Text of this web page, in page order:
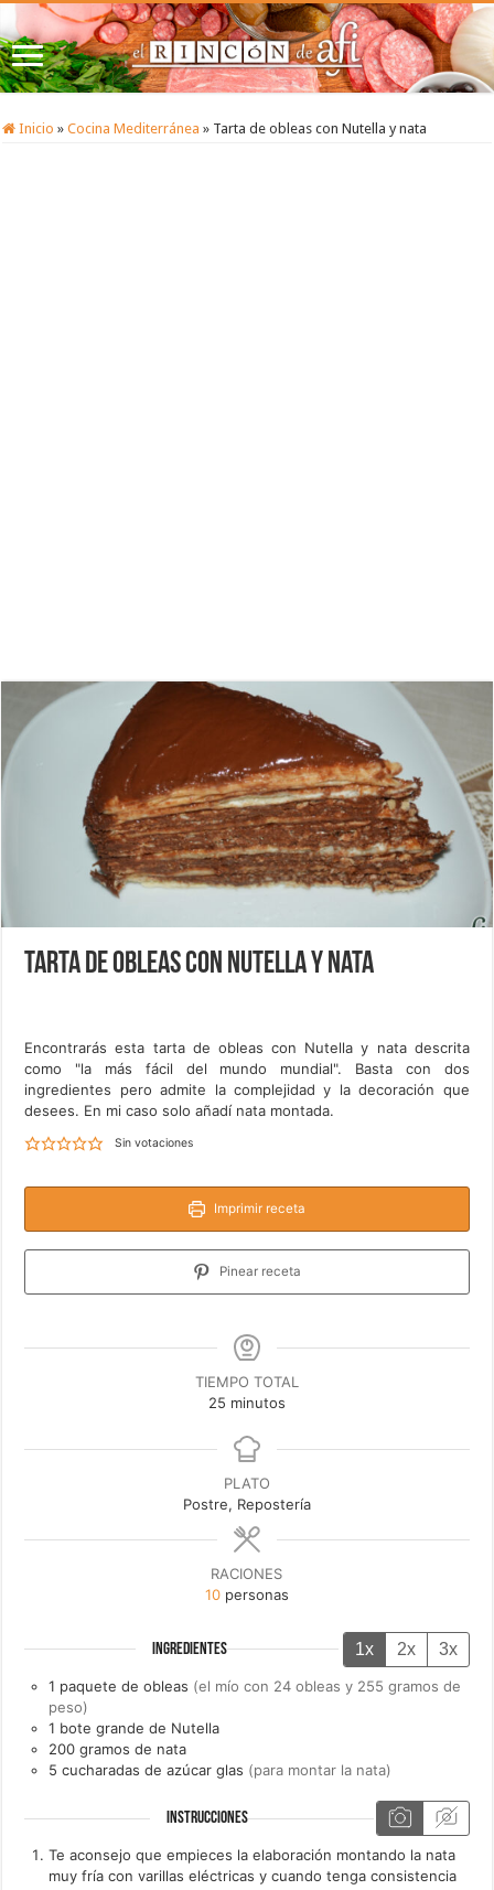
Inicio » Cocina Mediterránea » Tarta de obleas con Nutella y nata
Tarta de obleas con Nutella y nata
Encontrarás esta tarta de obleas con Nutella y nata descrita
como "la más fácil del mundo mundial". Basta con dos
ingredientes pero admite la complejidad y la decoración que
desees. En mi caso solo añadí nata montada.
Sin votaciones
Imprimir receta
Pinear receta
TIEMPO TOTAL
25minutos
minutos
PLATO
Postre, Repostería
RACIONES
10 personas
INGREDIENTES 1x 2x 3x
1 paquete de obleas (el mío con 24 obleas y 255 gramos de
peso)
1 bote grande de Nutella
200 gramos de nata
5 cucharadas de azúcar glas (para montar la nata)
INSTRUCCIONES
Te aconsejo que empieces la elaboración montando la nata
muy fría con varillas eléctricas y cuando tenga consistencia